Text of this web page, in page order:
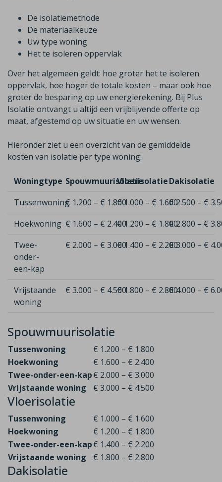
De isolatiemethode
De materiaalkeuze
Uw type woning
Het te isoleren oppervlak
Over het algemeen geldt: hoe groter het te isoleren
oppervlak, hoe hoger de totale kosten – maar ook hoe
groter de besparing op uw energierekening. Bij Plus
Isolatie ontvangt u altijd een vrijblijvende offerte op
maat, afgestemd op uw situatie en uw wensen.
Hieronder ziet u een overzicht van de gemiddelde
kosten van isolatie per type woning:
Woningtype SpouwmuurisolatieVloerisolatieDakisolatie
Tussenwoning€ 1.200 – € 1.800€ 1.000 – € 1.600€ 2.500 – €
Hoekwoning € 1.600 – € 2.400€ 1.200 – € 1.800€ 2.800 – €
Twee-
onder-
een-kap
€ 2.000 – € 3.000€ 1.400 – € 2.200€ 3.000 – €
Vrijstaande
woning
€ 3.000 – € 4.500€ 1.800 – € 2.800€ 4.000 – €
Spouwmuurisolatie
Tussenwoning
€ 1.200 – € 1.800
Hoekwoning
€ 1.600 – € 2.400
Twee-onder-een-kap€ 2.000 – € 3.000
Vrijstaande woning
€ 3.000 – € 4.500
Vloerisolatie
Tussenwoning
€ 1.000 – € 1.600
Hoekwoning
€ 1.200 – € 1.800
Twee-onder-een-kap€ 1.400 – € 2.200
Vrijstaande woning
€ 1.800 – € 2.800
Dakisolatie